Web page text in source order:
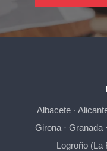
Albacete·
Girona· Granada·
Logroño (La